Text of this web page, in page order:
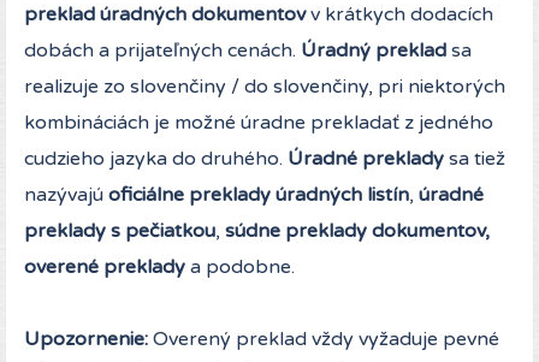
preklad úradných dokumentovv krátkych dodacích
dobách a prijateľných cenách. Úradný preklad sa
realizuje zo slovenčiny / do slovenčiny, pri niektorých
kombináciách je možné úradne prekladať z jedného
cudzieho jazyka do druhého. Úradné preklady sa tiež
nazývajú oficiálne preklady úradných listín, úradné
preklady s pečiatkou, súdne preklady dokumentov,
overené preklady a podobne.
Upozornenie: Overený preklad vždy vyžaduje pevné